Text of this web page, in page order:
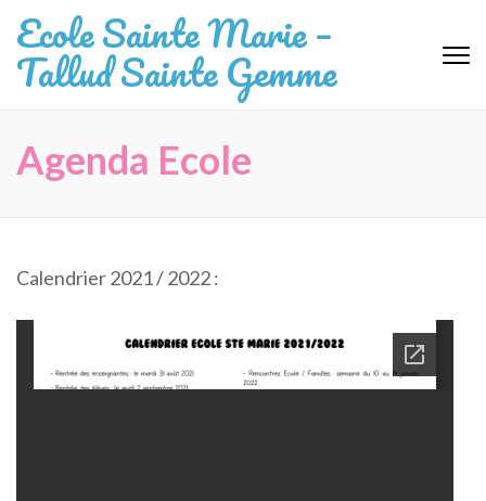
au
contenu
(Pressez
Ecole Sainte Marie –
Tallud Sainte Gemme
Agenda Ecole
Calendrier 2021 / 2022 :